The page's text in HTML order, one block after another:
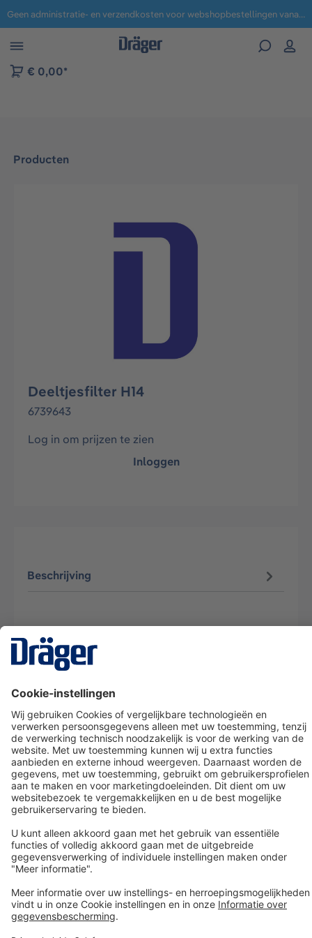
naar navigatie B2B-platform Geen administratie- en verzendkosten voor webshopbestellingen vanaf € 100,-.
€ 0,00*
Producten
Afbeeldingengalerij overslaan
Deeltjesfilter H14
6739643
Log in om prijzen te zien
Inloggen
Beschrijving
Dräger klantenservice
Over Dräger
Bestellen in onze webshop
Community